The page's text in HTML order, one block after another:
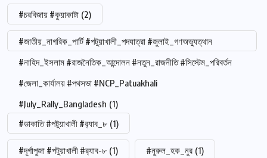
#চরবিজায় #কুয়াকাটা (2)
#জাতীয়_নাগরিক_পার্টি #পটুয়াখালী_পদযাত্রা #জুলাই_গণঅভ্যুত্থান
#নাহিদ_ইসলাম #রাজনৈতিক_আন্দোলন #নতুন_রাজনীতি #সিস্টেম_পরিবর্তন
#জেলা_কার্যালয় #পথসভা #NCP_Patuakhali
#July_Rally_Bangladesh (1)
#ডাকাতি #পটুয়াখালী #র‍্যাব_৮ (1)
#দূর্গাপুজা #পটুয়াখালী #র‍্যাব-৮ (1) #নুরুল_হক_নুর (1)